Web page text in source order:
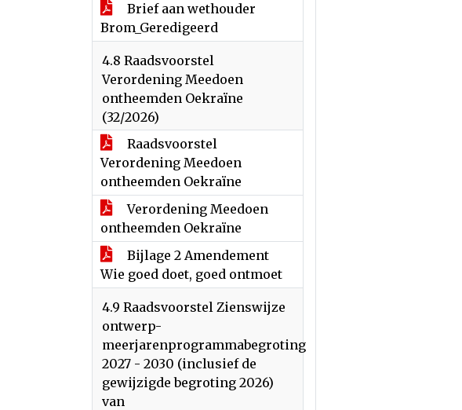
Brief aan wethouder
Brom_Geredigeerd
4.8 Raadsvoorstel
Verordening Meedoen
ontheemden Oekraïne
(32/2026)
Raadsvoorstel
Verordening Meedoen
ontheemden Oekraïne
Verordening Meedoen
ontheemden Oekraïne
Bijlage 2 Amendement
Wie goed doet, goed ontmoet
4.9 Raadsvoorstel Zienswijze
ontwerp-
meerjarenprogrammabegroting
2027 - 2030 (inclusief de
gewijzigde begroting 2026)
van